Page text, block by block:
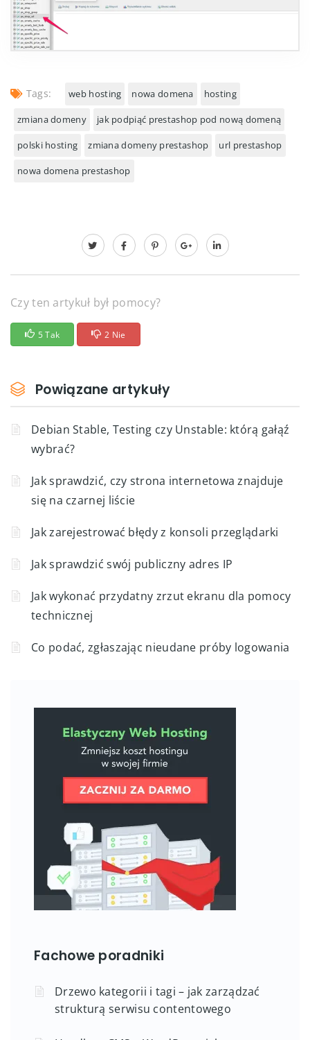
Tags: web hosting nowa domena hosting
zmiana domeny jak podpiąć prestashop pod nową domeną
polski hosting zmiana domeny prestashop url prestashop
nowa domena prestashop
Czy ten artykuł był pomocy?
5 Tak 2 Nie
Powiązane artykuły
Debian Stable, Testing czy Unstable: którą gałąź
wybrać?
Jak sprawdzić, czy strona internetowa znajduje
się na czarnej liście
Jak zarejestrować błędy z konsoli przeglądarki
Jak sprawdzić swój publiczny adres IP
Jak wykonać przydatny zrzut ekranu dla pomocy
technicznej
Co podać, zgłaszając nieudane próby logowania
Fachowe poradniki
Drzewo kategorii i tagi – jak zarządzać
strukturą serwisu contentowego